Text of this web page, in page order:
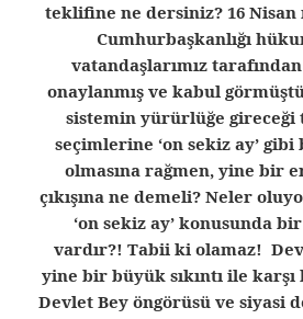
teklifine ne dersiniz? 16
Cumhurbaşkanlığı
vatandaşlarımız
onaylanmış ve kabul
sistemin yürürlüğe gireceği
seçimlerine ‘on sekiz ay’
olmasına rağmen, yine bir
çıkışına ne demeli? Neler
‘on sekiz ay’ konusunda
vardır?! Tabii ki olamaz!
yine bir büyük sıkıntı ile karşı
Devlet Bey öngörüsü ve siyasi